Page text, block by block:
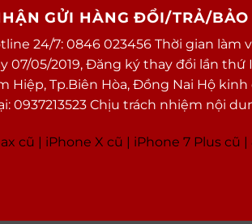
GỬI HÀNG ĐỔI/TRẢ/
24/7: 0846 023456 Thời gian làm
07/05/2019, Đăng ký thay đổi lần
Hiệp, Tp.Biên Hòa, Đồng Nai Hộ
0937213523 Chịu trách nhiệm nội
cũ iPhone X cũ iPhone 7 Plus cũ